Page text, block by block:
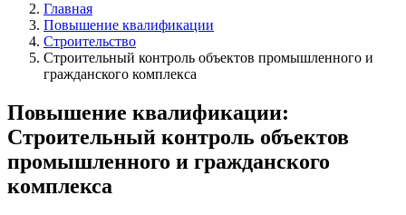
Главная
Повышение квалификации
Строительство
Строительный контроль объектов промышленного и
гражданского комплекса
Повышение квалификации:
Строительный контроль объектов
промышленного и гражданского
комплекса